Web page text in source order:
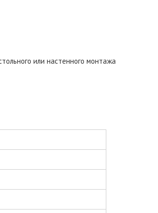
или настенного монтажа